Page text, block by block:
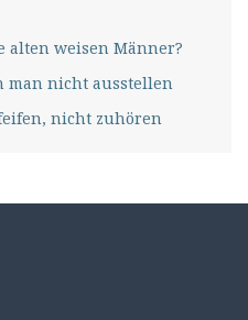
alten weisen Männer?
man nicht ausstellen
nicht zuhören